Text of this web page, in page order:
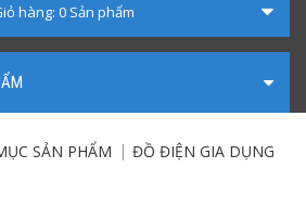
hàng: 0 Sản phẩm
SẢN PHẨM
ĐỒ ĐIỆN GIA DỤNG